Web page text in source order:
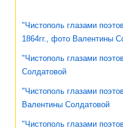
"Чистополь глазами
1864гг., фото Валентины
"Чистополь глазами
Солдатовой
"Чистополь глазами
Валентины Солдатовой
"Чистополь глазами